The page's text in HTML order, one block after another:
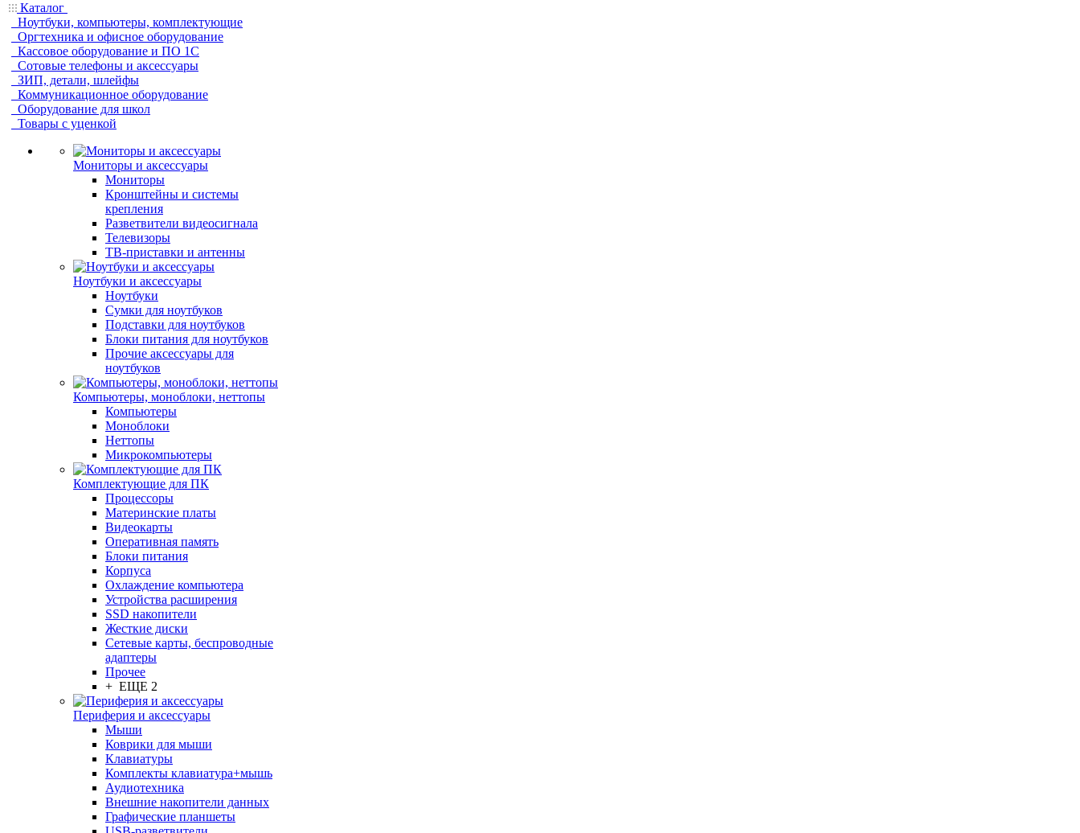
Каталог
Ноутбуки, компьютеры, комплектующие
Оргтехника и офисное оборудование
Кассовое оборудование и ПО 1С
Сотовые телефоны и аксессуары
ЗИП, детали, шлейфы
Коммуникационное оборудование
Оборудование для школ
Товары с уценкой
Мониторы и аксессуары
Мониторы
Кронштейны и системы
крепления
Разветвители видеосигнала
Телевизоры
ТВ-приставки и антенны
Ноутбуки и аксессуары
Ноутбуки
Сумки для ноутбуков
Подставки для ноутбуков
Блоки питания для ноутбуков
Прочие аксессуары для
ноутбуков
Компьютеры, моноблоки, неттопы
Компьютеры
Моноблоки
Неттопы
Микрокомпьютеры
Комплектующие для ПК
Процессоры
Материнские платы
Видеокарты
Оперативная память
Блоки питания
Корпуса
Охлаждение компьютера
Устройства расширения
SSD накопители
Жесткие диски
Сетевые карты, беспроводные
адаптеры
Прочее
+ ЕЩЕ 2
Периферия и аксессуары
Мыши
Коврики для мыши
Клавиатуры
Комплекты клавиатура+мышь
Аудиотехника
Внешние накопители данных
Графические планшеты